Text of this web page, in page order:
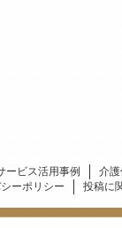
ービス活用事例 介
ーポリシー 投稿に